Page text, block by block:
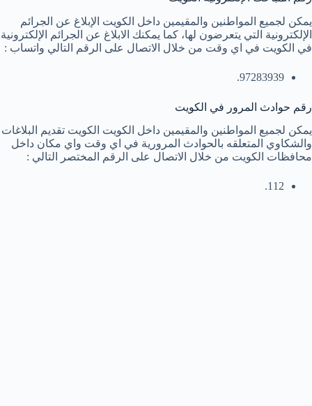
يمكن لجميع المواطنين والمقيمين داخل الكويت الإبلاغ عن الجرائم
الإلكترونية التي يتعرضون لها، كما يمكنك الابلاغ عن الجرائم الإلكترونية
في الكويت في اي وقت من خلال الاتصال على الرقم التالي واتساب :
97283939.
رقم حوادث المرور في الكويت
يمكن لجميع المواطنين والمقيمين داخل الكويت الكويت تقديم البلاغات
والشكاوي المتعلقه بالحوادث المرورية في اي وقت واي مكان داخل
محافظات الكويت من خلال الاتصال على الرقم المختصر التالي :
112.